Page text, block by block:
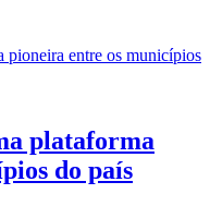
plataforma
do país